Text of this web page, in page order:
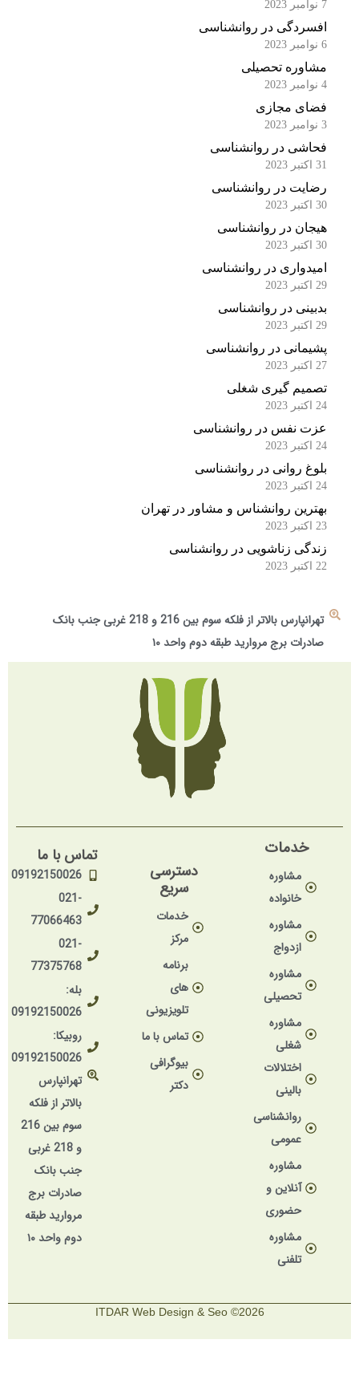
افسردگی در روانشناسی
مشاوره تحصیلی
فضای مجازی
فحاشی در روانشناسی
رضایت در روانشناسی
هیجان در روانشناسی
امیدواری در روانشناسی
بدبینی در روانشناسی
پشیمانی در روانشناسی
تصمیم گیری شغلی
عزت نفس در روانشناسی
بلوغ روانی در روانشناسی
بهترین روانشناس و مشاور در تهران
زندگی زناشویی در روانشناسی
تهرانپارس بالاتر از فلکه سوم بین 216 و 218 غربی جنب بانک
صادرات برج مروارید طبقه دوم واحد ۱۰
خدمات
مشاوره
خانواده
مشاوره
ازدواج
مشاوره
تحصیلی
مشاوره
شغلی
اختلالات
بالینی
روانشناسی
عمومی
مشاوره
آنلاین و
حضوری
مشاوره
تلفنی
دسترسی
سریع
خدمات
مرکز
های
تلویزیونی
تماس با ما
بیوگرافی
دکتر
تماس با ما
09192150026
77066463
77375768
09192150026
روبیکا:
09192150026
تهرانپارس
بالاتر از فلکه
سوم بین 216
و 218 غربی
جنب بانک
صادرات برج
مروارید طبقه
دوم واحد ۱۰